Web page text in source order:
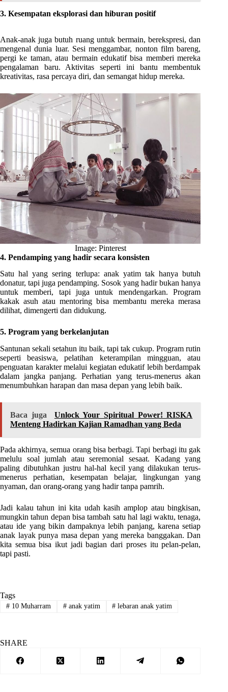
3. Kesempatan eksplorasi dan hiburan positif
Anak-anak juga butuh ruang untuk bermain, berekspresi, dan
mengenal dunia luar. Sesi menggambar, nonton film bareng,
pergi ke taman, atau bermain edukatif bisa memberi mereka
pengalaman baru. Aktivitas seperti ini bantu membentuk
kreativitas, rasa percaya diri, dan semangat hidup mereka.
Image: Pinterest
4. Pendamping yang hadir secara konsisten
Satu hal yang sering terlupa: anak yatim tak hanya butuh
donatur, tapi juga pendamping. Sosok yang hadir bukan hanya
untuk memberi, tapi juga untuk mendengarkan. Program
kakak asuh atau mentoring bisa membantu mereka merasa
dilihat, dimengerti dan didukung.
5. Program yang berkelanjutan
Santunan sekali setahun itu baik, tapi tak cukup. Program rutin
seperti beasiswa, pelatihan keterampilan mingguan, atau
penguatan karakter melalui kegiatan edukatif lebih berdampak
dalam jangka panjang. Perhatian yang terus-menerus akan
menumbuhkan harapan dan masa depan yang lebih baik.
Baca juga
Unlock Your Spiritual Power! RISKA
Menteng Hadirkan Kajian Ramadhan yang Beda
Pada akhirnya, semua orang bisa berbagi. Tapi berbagi itu gak
melulu soal jumlah atau seremonial sesaat. Kadang yang
paling dibutuhkan justru hal-hal kecil yang dilakukan terus-
menerus perhatian, kesempatan belajar, lingkungan yang
nyaman, dan orang-orang yang hadir tanpa pamrih.
Jadi kalau tahun ini kita udah kasih amplop atau bingkisan,
mungkin tahun depan bisa tambah satu hal lagi waktu, tenaga,
atau ide yang bikin dampaknya lebih panjang, karena setiap
anak layak punya masa depan yang mereka banggakan. Dan
kita semua bisa ikut jadi bagian dari proses itu pelan-pelan,
tapi pasti.
Tags
#10 Muharram #anak yatim # lebaran anak yatim
SHARE